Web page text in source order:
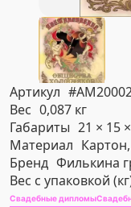
Артикул
Вес 0,087 кг
Габариты 21 × 15
Материал
Бренд Филькина
Вес с упаковкой
Свадебные дипломы